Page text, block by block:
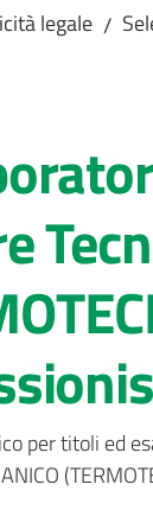
legale /
per titoli ed